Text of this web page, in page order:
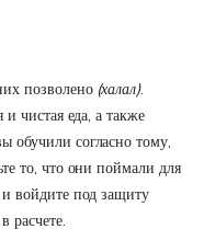
позволено (халал).
и чистая еда, а также
обучили согласно тому,
то, что они поймали для
войдите под защиту
расчете.